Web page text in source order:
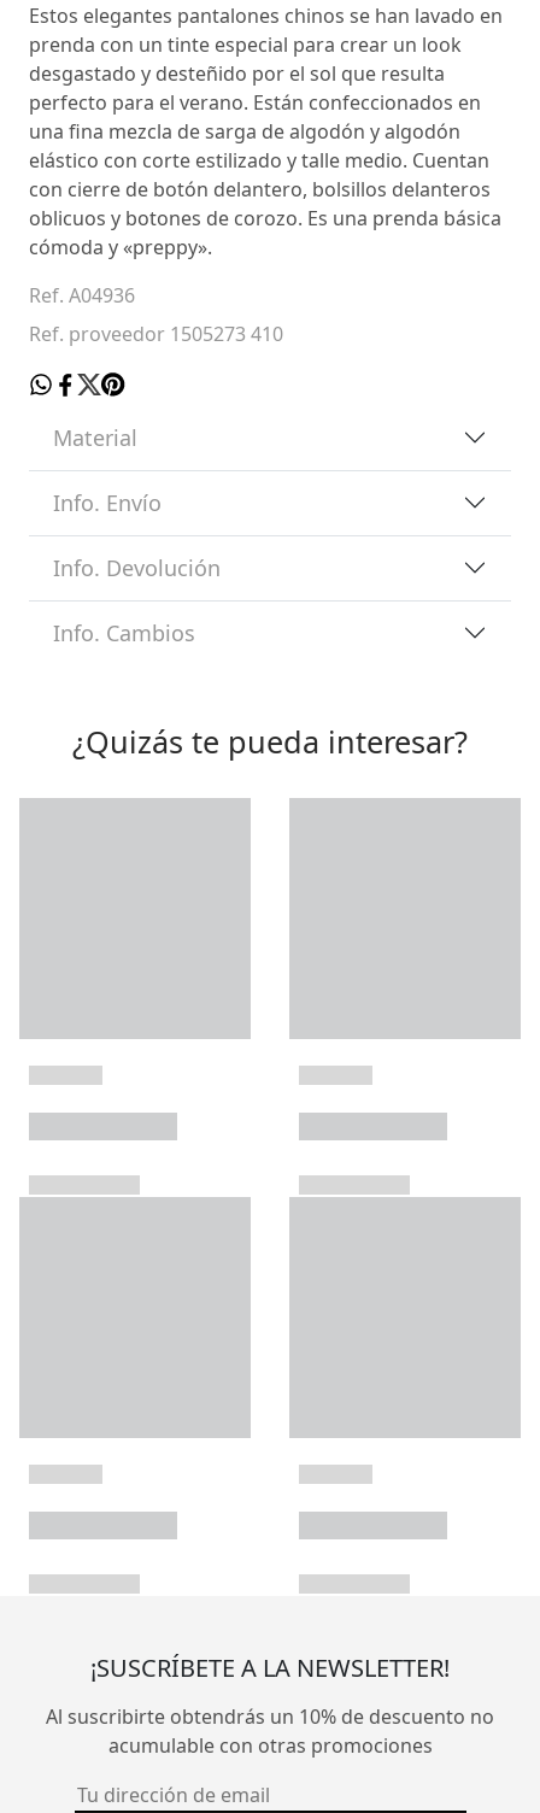
Estos elegantes pantalones chinos se han lavado en
prenda con un tinte especial para crear un look
desgastado y desteñido por el sol que resulta
perfecto para el verano. Están confeccionados en
una fina mezcla de sarga de algodón y algodón
elástico con corte estilizado y talle medio. Cuentan
con cierre de botón delantero, bolsillos delanteros
oblicuos y botones de corozo. Es una prenda básica
cómoda y «preppy».
Ref. A04936
Ref. proveedor 1505273 410
Material
Info. Envío
Info. Devolución
Info. Cambios
¿Quizás te pueda interesar?
¡SUSCRÍBETE A LA NEWSLETTER!
Al suscribirte obtendrás un 10% de descuento no
acumulable con otras promociones